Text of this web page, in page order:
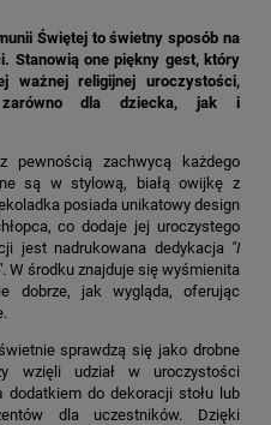
Świętej to świetny sposób na
Stanowią one piękny gest, który
ważnej religijnej uroczystości,
zarówno dla dziecka, jak i
pewnością zachwycą każdego
są w stylową, białą owijkę z
posiada unikatowy design
co dodaje jej uroczystego
jest nadrukowana dedykacja "I
. W środku znajduje się wyśmienita
dobrze, jak wygląda, oferując
sprawdzą się jako drobne
wzięli udział w uroczystości
dodatkiem do dekoracji stołu lub
dla uczestników. Dzięki